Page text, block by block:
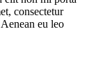
consectetur
eu leo